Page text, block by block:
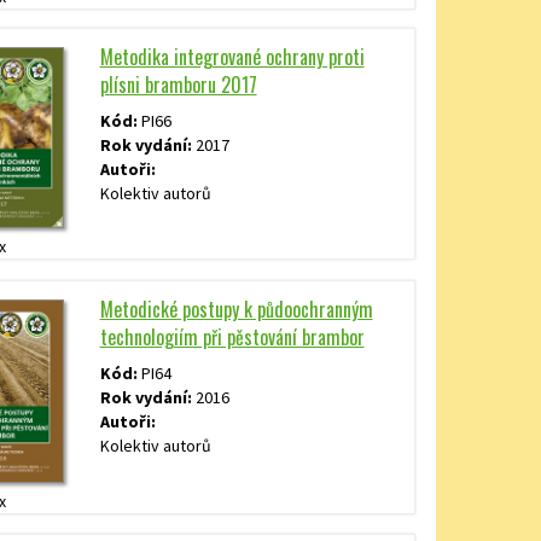
Metodika integrované ochrany proti
plísni bramboru 2017
Kód: PI66
Rok vydání: 2017
Autoři:
Kolektiv autorů
Metodické postupy k půdoochranným
technologiím při pěstování brambor
Kód: PI64
Rok vydání: 2016
Autoři:
Kolektiv autorů